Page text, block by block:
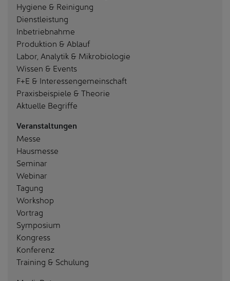
Hygiene & Reinigung
Dienstleistung
Inbetriebnahme
Produktion & Ablauf
Labor, Analytik & Mikrobiologie
Wissen & Events
F+E & Interessengemeinschaft
Praxisbeispiele & Theorie
Aktuelle Begriffe
Veranstaltungen
Messe
Hausmesse
Seminar
Webinar
Tagung
Workshop
Vortrag
Symposium
Kongress
Konferenz
Training & Schulung